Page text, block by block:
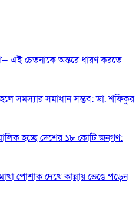
এই চেতনাকে অন্তরে ধারণ করতে
সমস্যার সমাধান সম্ভব: ডা. শফিকুর
হচ্ছে দেশের ১৮ কোটি জনগণ:
পোশাক দেখে কান্নায় ভেঙে পড়েন